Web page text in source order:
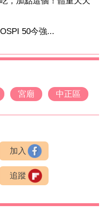
50今強...
宮廟 中正區
加入
追蹤